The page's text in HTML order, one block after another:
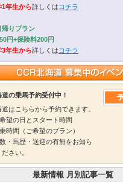
1年生から詳しくは コチラ
帰りプラン
円+保険料200円
3年生から詳しくは コチラ
道の乗馬予約受付中！
道はこちらから予約できます。
望の日とスタート時間
時間（ご希望のプラン）
・馬歴・送迎の有無をお知ら
さい。
最新情報 月別記事一覧